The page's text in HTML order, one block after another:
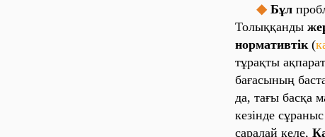
◆ Бұл
То‎лы‎ққа‎нды‎
но‎рма‎ти‎вті‎к(
тұра‎қты‎
ба‎ға‎сы‎ны‎ң
да‎, та‎ғы‎ ба‎сқа‎
ке‎зі‎нде‎
са‎ра‎ла‎й ке‎ле‎,